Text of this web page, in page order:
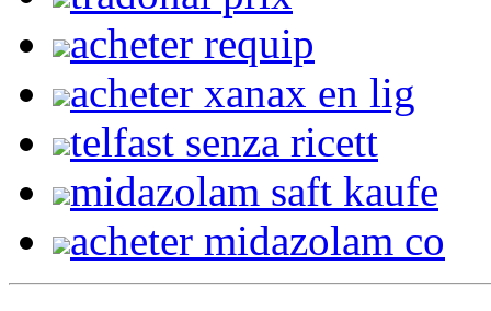
acheter requip
acheter xanax en lig
telfast senza ricett
midazolam saft kaufe
acheter midazolam co